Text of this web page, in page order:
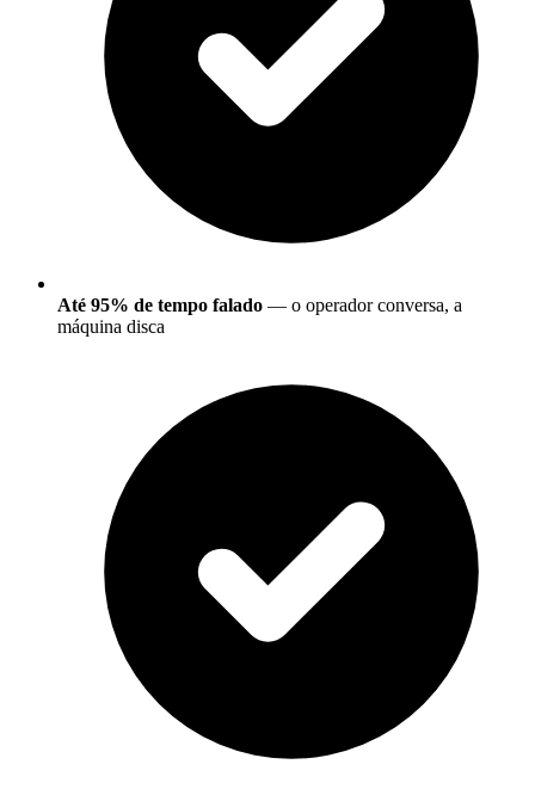
Até 95% de tempo falado — o operador conversa, a
máquina disca